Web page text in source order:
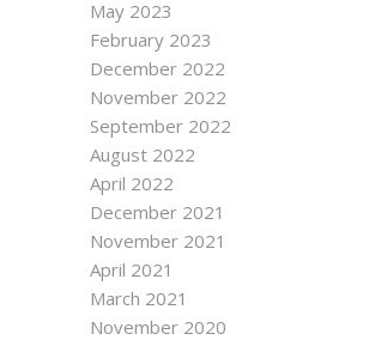
May 2023
February 2023
December 2022
November 2022
September 2022
August 2022
April 2022
December 2021
November 2021
April 2021
March 2021
November 2020